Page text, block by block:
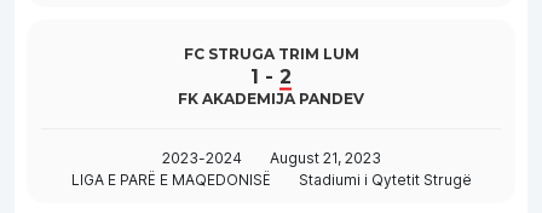
FC STRUGA TRIM LUM
1 - 2
FK AKADEMIJA PANDEV
2023-2024
August 21, 2023
LIGA E PARË E MAQEDONISË
Stadiumi i Qytetit Strugë